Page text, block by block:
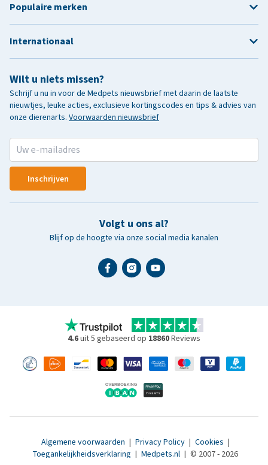
Wilt u niets missen?
Schrijf u nu in voor de Medpets nieuwsbrief met daarin de laatste
nieuwtjes, leuke acties, exclusieve kortingscodes en tips & advies van
onze dierenarts. Voorwaarden nieuwsbrief
Inschrijven
Volgt u ons al?
Blijf op de hoogte via onze social media kanalen
Populaire merken
Internationaal
4.6uit 5 gebaseerd op 18860Reviews
Algemene voorwaarden | Privacy Policy | Cookies |
Toegankelijkheidsverklaring | Medpets.nl | © 2007 - 2026